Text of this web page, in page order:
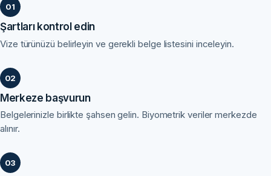
Şartları kontrol edin
Vize türünüzü belirleyin ve gerekli belge listesini inceleyin.
Merkeze başvurun
Belgelerinizle birlikte şahsen gelin. Biyometrik veriler merkezde
alınır.